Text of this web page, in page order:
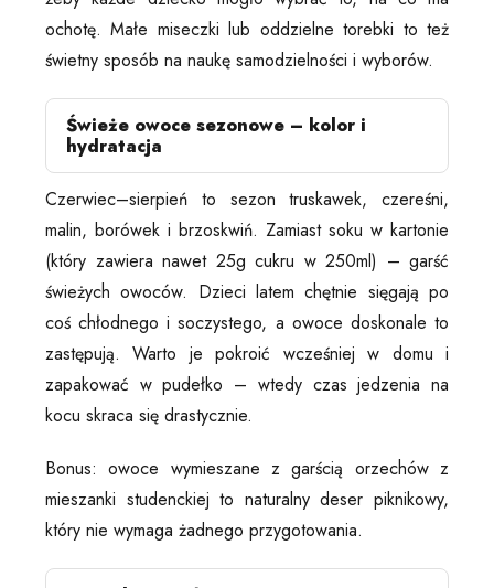
ochotę. Małe miseczki lub oddzielne torebki to też
świetny sposób na naukę samodzielności i wyborów.
Świeże owoce sezonowe – kolor i
hydratacja
Czerwiec–sierpień to sezon truskawek, czereśni,
malin, borówek i brzoskwiń. Zamiast soku w kartonie
(który zawiera nawet 25g cukru w 250ml) – garść
świeżych owoców. Dzieci latem chętnie sięgają po
coś chłodnego i soczystego, a owoce doskonale to
zastępują. Warto je pokroić wcześniej w domu i
zapakować w pudełko – wtedy czas jedzenia na
kocu skraca się drastycznie.
Bonus: owoce wymieszane z garścią orzechów z
mieszanki studenckiej to naturalny deser piknikowy,
który nie wymaga żadnego przygotowania.